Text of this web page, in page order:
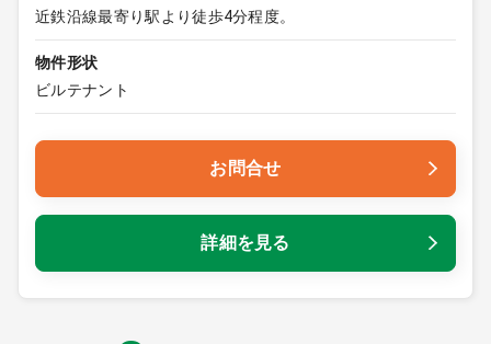
近鉄沿線最寄り駅より徒歩4分程度。
物件形状
ビルテナント
お問合せ
詳細を見る